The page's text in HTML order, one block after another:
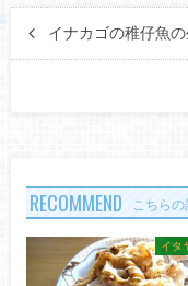
イナカゴの稚仔魚
RECOMMEND こちらの
イタ